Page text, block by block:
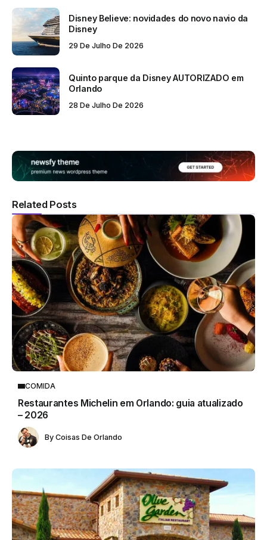
Disney Believe: novidades do novo navio da
Disney
29 De Julho De 2026
Quinto parque da Disney AUTORIZADO em
Orlando
28 De Julho De 2026
Related Posts
COMIDA
Restaurantes Michelin em Orlando: guia atualizado
– 2026
By Coisas De Orlando